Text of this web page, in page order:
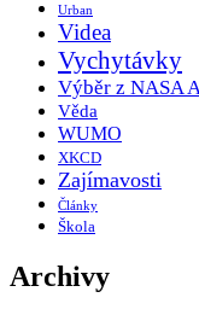
Urban
Videa
Vychytávky
Výběr z NASA
Věda
WUMO
XKCD
Zajímavosti
Články
Škola
Archivy